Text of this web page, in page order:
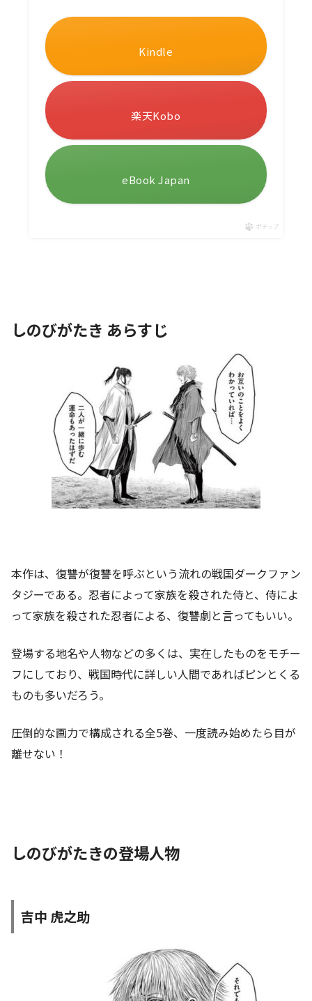
Kindle
楽天Kobo
eBook Japan
ポチップ
しのびがたき あらすじ
本作は、復讐が復讐を呼ぶという流れの戦国ダークファン
タジーである。忍者によって家族を殺された侍と、侍によ
って家族を殺された忍者による、復讐劇と言ってもいい。
登場する地名や人物などの多くは、実在したものをモチー
フにしており、戦国時代に詳しい人間であればピンとくる
ものも多いだろう。
圧倒的な画力で構成される全5巻、一度読み始めたら目が
離せない！
しのびがたきの登場人物
吉中 虎之助